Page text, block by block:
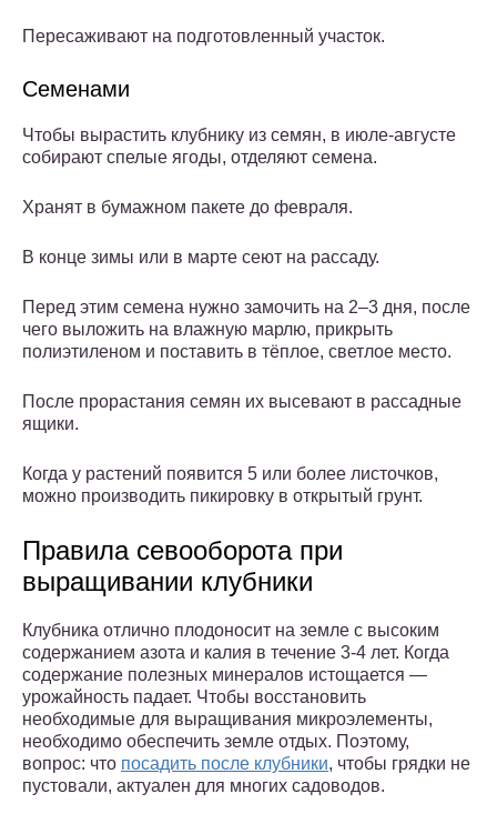
Пересаживают на подготовленный участок.
Семенами
Чтобы вырастить клубнику из семян, в июле-августе
собирают спелые ягоды, отделяют семена.
Хранят в бумажном пакете до февраля.
В конце зимы или в марте сеют на рассаду.
Перед этим семена нужно замочить на 2–3 дня, после
чего выложить на влажную марлю, прикрыть
полиэтиленом и поставить в тёплое, светлое место.
После прорастания семян их высевают в рассадные
ящики.
Когда у растений появится 5 или более листочков,
можно производить пикировку в открытый грунт.
Правила севооборота при
выращивании клубники
Клубника отлично плодоносит на земле с высоким
содержанием азота и калия в течение 3-4 лет. Когда
содержание полезных минералов истощается —
урожайность падает. Чтобы восстановить
необходимые для выращивания микроэлементы,
необходимо обеспечить земле отдых. Поэтому,
вопрос: что посадить после клубники, чтобы грядки не
пустовали, актуален для многих садоводов.